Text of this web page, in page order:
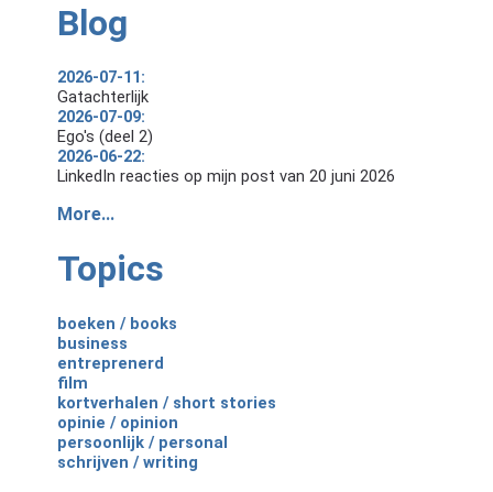
Blog
2026-07-11:
Gatachterlijk
2026-07-09:
Ego's (deel 2)
2026-06-22:
LinkedIn reacties op mijn post van 20 juni 2026
More...
Topics
boeken / books
business
entreprenerd
film
kortverhalen / short stories
opinie / opinion
persoonlijk / personal
schrijven / writing